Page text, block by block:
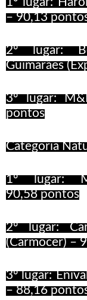
– 90,13
2º lugar:
Guimarães
3ºlugar:
pontos
Categoria
1ºlugar:
90,58pontos
2ºlugar:
(Carmocer) –
3ºlugar:
– 88,16